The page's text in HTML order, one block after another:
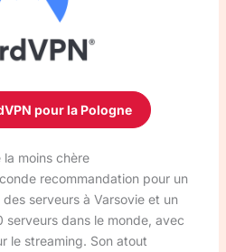
pour la Pologne
la moins chère
recommandation pour un
serveurs à Varsovie et un
serveurs dans le monde, avec
le streaming. Son atout